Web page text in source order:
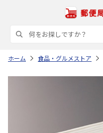
ホーム 食品・グルメストア